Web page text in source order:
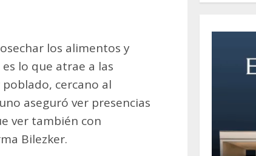
los alimentos y
lo que atrae a las
cercano al
aseguró ver presencias
ver también con
Bilezker.